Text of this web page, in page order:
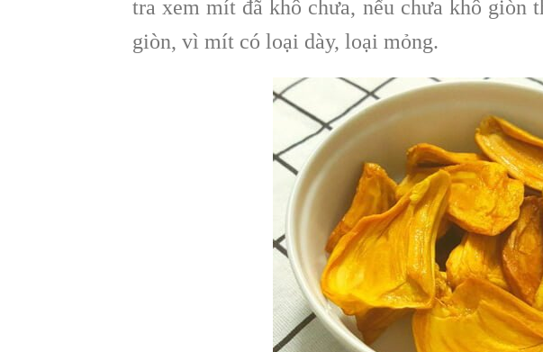
tra xem mít đã khô chưa, nếu chưa khô giòn
giòn, vì mít có loại dày, loại mỏng.